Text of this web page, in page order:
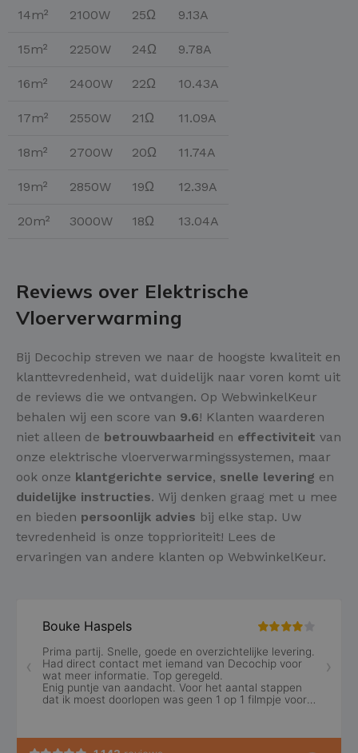
14m² 2100W 25Ω 9.13A
15m² 2250W 24Ω 9.78A
16m² 2400W 22Ω 10.43A
17m² 2550W 21Ω 11.09A
18m² 2700W 20Ω 11.74A
19m² 2850W 19Ω 12.39A
20m² 3000W 18Ω 13.04A
Reviews over Elektrische
Vloerverwarming
Bij Decochip streven we naar de hoogste kwaliteit en
klanttevredenheid, wat duidelijk naar voren komt uit
de reviews die we ontvangen. Op WebwinkelKeur
behalen wij een score van 9.6! Klanten waarderen
niet alleen de betrouwbaarheid en effectiviteit van
onze elektrische vloerverwarmingssystemen, maar
ook onze klantgerichte service, snelle levering en
duidelijke instructies. Wij denken graag met u mee
en bieden persoonlijk advies bij elke stap. Uw
tevredenheid is onze topprioriteit! Lees de
ervaringen van andere klanten op WebwinkelKeur.